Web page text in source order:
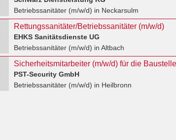
Betriebssanitäter (m/w/d) in Neckarsulm
Rettungssanitäter/Betriebssanitäter (m/w/d)
EHKS Sanitätsdienste UG
Betriebssanitäter (m/w/d) in Altbach
PST-Security GmbH
Betriebssanitäter (m/w/d) in Heilbronn